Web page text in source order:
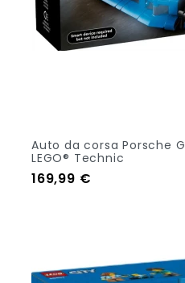
Auto da corsa Porsche
LEGO® Technic
Prezzo
169,99 €